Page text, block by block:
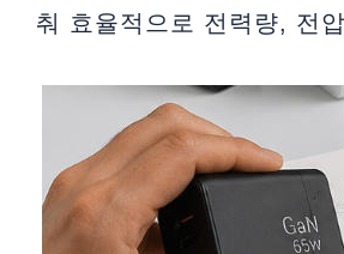
춰 효율적으로 전력량, 전